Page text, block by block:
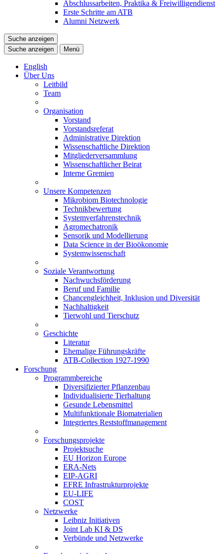
Abschlussarbeiten, Praktika & Freiwilligendienst
Erste Schritte am ATB
Alumni Netzwerk
Suche anzeigen
Suche anzeigen
Menü
English
Über Uns
Leitbild
Team
Organisation
Vorstand
Vorstandsreferat
Administrative Direktion
Wissenschaftliche Direktion
Mitgliederversammlung
Wissenschaftlicher Beirat
Interne Gremien
Unsere Kompetenzen
Mikrobiom Biotechnologie
Technikbewertung
Systemverfahrenstechnik
Agromechatronik
Sensorik und Modellierung
Data Science in der Bioökonomie
Systemwissenschaft
Soziale Verantwortung
Nachwuchsförderung
Beruf und Familie
Chancengleichheit, Inklusion und Diversität
Nachhaltigkeit
Tierwohl und Tierschutz
Geschichte
Literatur
Ehemalige Führungskräfte
ATB-Collection 1927-1990
Forschung
Programmbereiche
Diversifizierter Pflanzenbau
Individualisierte Tierhaltung
Gesunde Lebensmittel
Multifunktionale Biomaterialien
Integriertes Reststoffmanagement
Forschungsprojekte
Projektsuche
EU Horizon Europe
ERA-Nets
EIP-AGRI
EFRE Infrastrukturprojekte
EU-LIFE
COST
Netzwerke
Leibniz Initiativen
Joint Lab KI & DS
Verbünde und Netzwerke